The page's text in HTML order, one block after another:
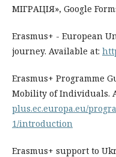
МІГРАЦІЯ», Google
Erasmus+ - European
journey. Available at:
Erasmus+ Programme
Mobility of Individuals.
plus.ec.europa.eu/
1/introduction
Erasmus+ support to